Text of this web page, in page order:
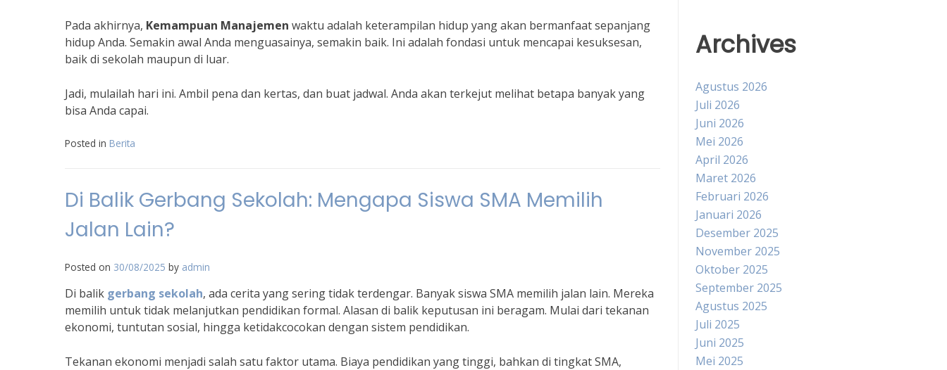
Pada akhirnya, Kemampuan Manajemen waktu adalah keterampilan hidup yang akan bermanfaat sepanjang
hidup Anda. Semakin awal Anda menguasainya, semakin baik. Ini adalah fondasi untuk mencapai kesuksesan,
baik di sekolah maupun di luar.
Jadi, mulailah hari ini. Ambil pena dan kertas, dan buat jadwal. Anda akan terkejut melihat betapa banyak yang
bisa Anda capai.
Posted in Berita
Di Balik Gerbang Sekolah: Mengapa Siswa SMA Memilih
Jalan Lain?
Posted on 30/08/2025 by admin
Di balik gerbang sekolah, ada cerita yang sering tidak terdengar. Banyak siswa SMA memilih jalan lain. Mereka
memilih untuk tidak melanjutkan pendidikan formal. Alasan di balik keputusan ini beragam. Mulai dari tekanan
ekonomi, tuntutan sosial, hingga ketidakcocokan dengan sistem pendidikan.
Tekanan ekonomi menjadi salah satu faktor utama. Biaya pendidikan yang tinggi, bahkan di tingkat SMA,
Archives
Agustus 2026
Juli 2026
Juni 2026
Mei 2026
April 2026
Maret 2026
Februari 2026
Januari 2026
Desember 2025
November 2025
Oktober 2025
September 2025
Agustus 2025
Juli 2025
Juni 2025
Mei 2025